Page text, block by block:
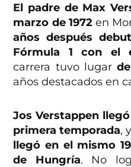
El padre de Max
marzo de 1972en
años después
Fórmula 1 con el
carrera tuvo lugar
años destacados en
Jos Verstappen
primera temporada,
llegó en el mismo
de Hungría. No